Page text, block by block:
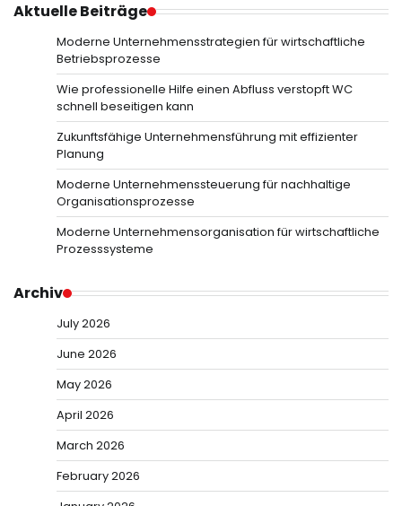
Aktuelle Beiträge
Moderne Unternehmensstrategien für wirtschaftliche
Betriebsprozesse
Wie professionelle Hilfe einen Abfluss verstopft WC
schnell beseitigen kann
Zukunftsfähige Unternehmensführung mit effizienter
Planung
Moderne Unternehmenssteuerung für nachhaltige
Organisationsprozesse
Moderne Unternehmensorganisation für wirtschaftliche
Prozesssysteme
Archiv
July 2026
June 2026
May 2026
April 2026
March 2026
February 2026